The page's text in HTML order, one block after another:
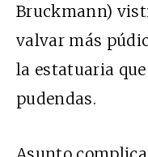
Bruckmann)
valvar más
la estatuaria
pudendas.